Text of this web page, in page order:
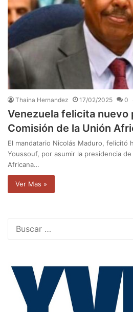
Thaina Hernandez 17/02/2025 0
Venezuela felicita nuevo
Comisión de la Unión
El mandatario Nicolás Maduro, felicitó
Youssouf, por asumir la presidencia
Africana…
Ver Mas »